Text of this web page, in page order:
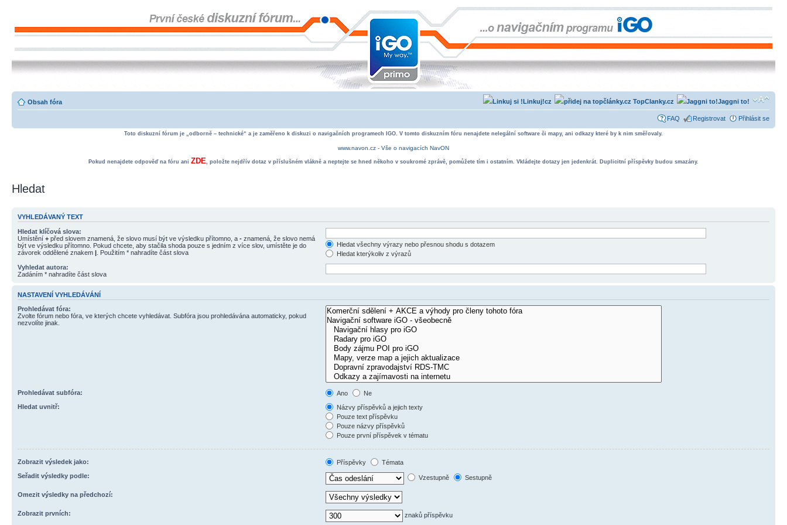
Obsah fóra Jaggni to!
TopClanky.cz
Linkuj!cz
FAQ Registrovat Přihlásit se
Toto diskuzní fórum je „odborně – technické“ a je zaměřeno k diskuzi o navigačních programech IGO. V tomto diskuzním fóru nenajdete nelegální software či mapy, ani odkazy které by k nim směřovaly.
www.navon.cz - Vše o navigacích NavON
Pokud nenajdete odpověď na fóru ani ZDE, položte nejdřív dotaz v příslušném vlákně a neptejte se hned někoho v soukromé zprávě, pomůžete tím i ostatním. Vkládejte dotazy jen jedenkrát. Duplicitní příspěvky budou smazány.
Hledat
VYHLEDÁVANÝ TEXT
Hledat klíčová slova:
Umístění + před slovem znamená, že slovo musí být ve výsledku přítomno, a - znamená, že slovo nemá
být ve výsledku přítomno. Pokud chcete, aby stačila shoda pouze s jedním z více slov, umístěte je do
závorek oddělené znakem | . Použitím * nahradíte část slova
Hledat všechny výrazy nebo přesnou shodu s dotazem
Hledat kterýkoliv z výrazů
Vyhledat autora:
Zadáním * nahradíte část slova
NASTAVENÍ VYHLEDÁVÁNÍ
Prohledávat fóra:
Zvolte fórum nebo fóra, ve kterých chcete vyhledávat. Subfóra jsou prohledávána automaticky, pokud
nezvolíte jinak.
Prohledávat subfóra: Ano
Ne
Hledat uvnitř:
Názvy příspěvků a jejich texty
Pouze text příspěvku
Pouze názvy příspěvků
Pouze první příspěvek v tématu
Zobrazit výsledek jako: Příspěvky
Témata
Seřadit výsledky podle:
Vzestupně Sestupně
Omezit výsledky na předchozí:
Zobrazit prvních: znaků příspěvku